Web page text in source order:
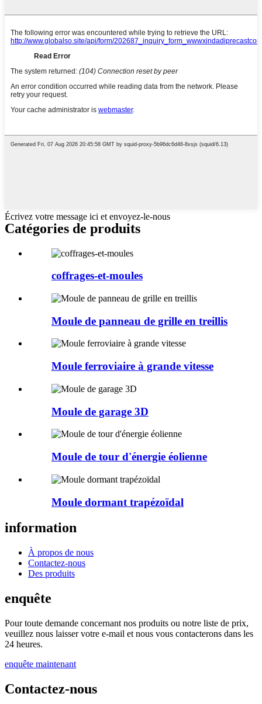
Écrivez votre message ici et envoyez-le-nous
Catégories de produits
coffrages-et-moules
Moule de panneau de grille en treillis
Moule ferroviaire à grande vitesse
Moule de garage 3D
Moule de tour d'énergie éolienne
Moule dormant trapézoïdal
information
À propos de nous
Contactez-nous
Des produits
enquête
Pour toute demande concernant nos produits ou notre liste de prix,
veuillez nous laisser votre e-mail et nous vous contacterons dans les
24 heures.
enquête maintenant
Contactez-nous